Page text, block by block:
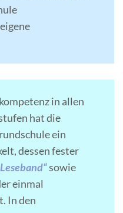
in allen
hat die
ein
dessen fester
sowie
einmal
In den